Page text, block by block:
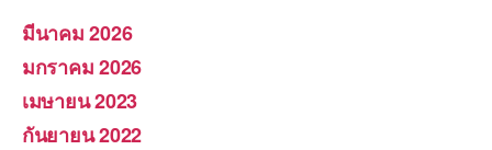
มีนาคม 2026
มกราคม 2026
เมษายน 2023
กันยายน 2022